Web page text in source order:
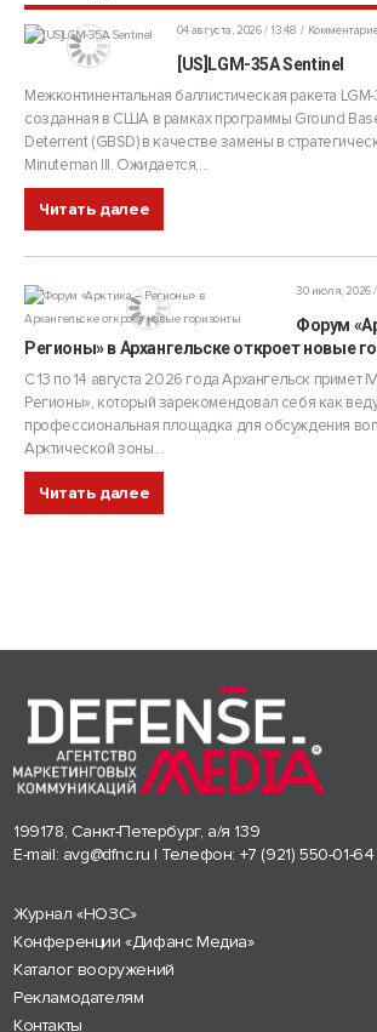
04 августа, 2026 / 13:48
[US]LGM-35A Sentinel
Межконтинентальная баллистическая ракета
созданная в США в рамках программы Ground
Deterrent (GBSD) в качестве замены в
Minuteman III. Ожидается,...
Читать далее
30 июля, 2026 /
Форум
Регионы» в Архангельске откроет новые
С 13 по 14 августа 2026 года Архангельск примет
Регионы», который зарекомендовал себя как
профессиональная площадка для обсуждения
Арктической зоны...
Читать далее
199178, Санкт-Петербург, а/я 139
E-mail: avg@dfnc.ru | Телефон: +7 (921) 550-01-64
Журнал «НОЗС»
Конференции «Дифанс Медиа»
Каталог вооружений
Рекламодателям
Контакты